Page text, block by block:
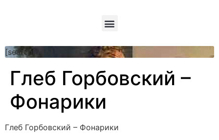
[searchform]
Глеб Горбовский –
Фонарики
Глеб Горбовский – Фонарики